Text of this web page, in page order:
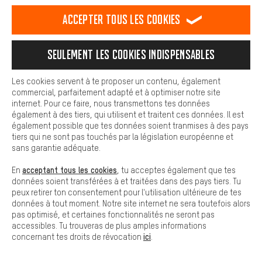
que les largeurs de la jante et du pneu correspondent et
que la pression d'air se situe dans la fourchette
de sauter, surtout s'il s'agit d'un étroit pneu de vélo de
route utilisé avec une pression élevée.
Nous pouvons ainsi mettre à ta disposition d'autres contenus et
informations utiles. De plus, tu as la possibilité d'utiliser des
facilement les bons produits. Par exemple, nous proposons une
facilement aux questions.
Cookies de base
Les cookies de base garantissent que tu puisses utiliser les
fonctions de notre site web.
Accepter tous les cookies
Seulement les cookies indispensables
Les cookies servent à te proposer un contenu, également
commercial, parfaitement adapté et à optimiser notre site
internet. Pour ce faire, nous transmettons tes données
également à des tiers, qui utilisent et traitent ces données. Il est
également possible que tes données soient tranmises à des pays
tiers qui ne sont pas touchés par la législation européenne et
sans garantie adéquate.
En acceptant tous les cookies , tu acceptes également que tes
données soient transférées à et traitées dans des pays tiers. Tu
peux retirer ton consentement pour l'utilisation ultérieure de tes
données à tout moment. Notre site internet ne sera toutefois alors
pas optimisé, et certaines fonctionnalités ne seront pas
accessibles. Tu trouveras de plus amples informations
concernant tes droits de révocation ici